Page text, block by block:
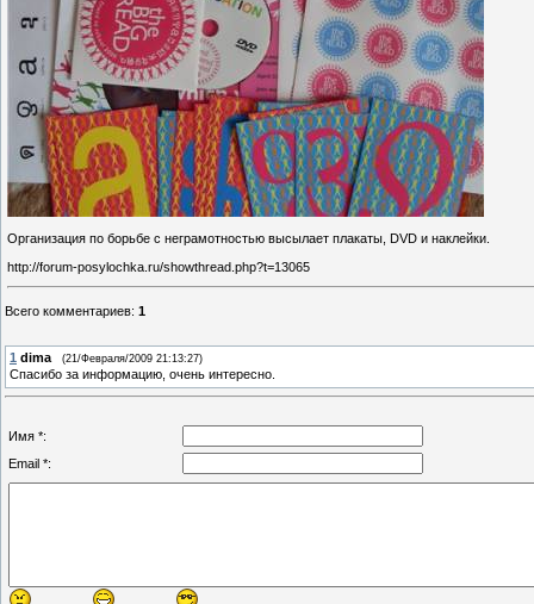
Организация по борьбе с неграмотностью высылает плакаты, DVD и наклейки.
http://forum-posylochka.ru/showthread.php?t=13065
Всего комментариев: 1
1 dima (21/Февраля/2009 21:13:27)
Спасибо за информацию, очень интересно.
Имя *:
Email *: